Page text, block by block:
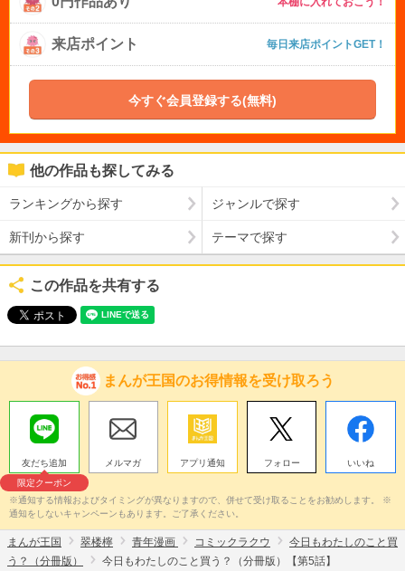
来店ポイント 毎日来店ポイントGET！
今すぐ会員登録する(無料)
他の作品も探してみる
ランキングから探す ジャンルで探す
新刊から探す テーマで探す
この作品を共有する
まんが王国のお得情報を受け取ろう
友だち追加
限定クーポン
メルマガ アプリ通知 フォロー いいね
※通知する情報およびタイミングが異なりますので、併せて受け取ることをお勧めします。 ※
通知をしないキャンペーンもあります。ご了承ください。
まんが王国 翠楼檸 青年漫画 コミックラクウ
今日もわたしのこと買
う？（分冊版）
今日もわたしのこと買う？（分冊版）【第5話】